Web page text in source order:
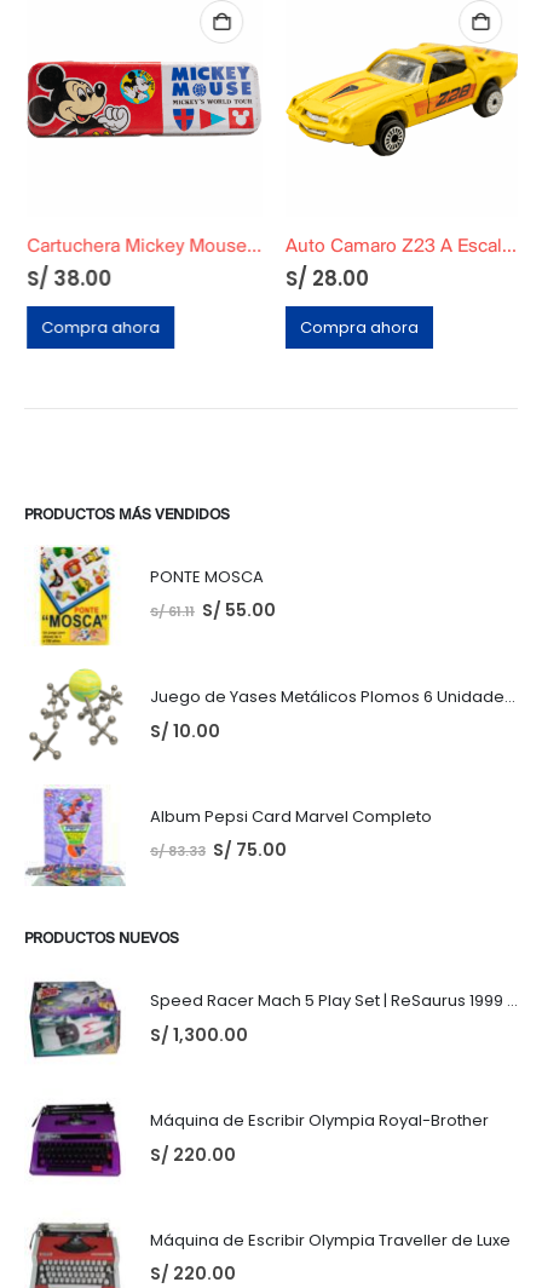
Cartuchera Mickey Mouse Metálica
S/38.00
Compra ahora
Auto Camaro Z23 A Escala 1:56
S/28.00
Compra ahora
PRODUCTOS MÁS VENDIDOS
PONTE MOSCA
S/61.11 S/ 55.00
Juego de Yases Metálicos Plomos 6 Unidades + Pelota de Goma (En Bolsita Lista para Regalar)
S/ 10.00
Album Pepsi Card Marvel Completo
S/83.33 S/ 75.00
PRODUCTOS NUEVOS
Speed Racer Mach 5 Play Set | ReSaurus 1999 | Meteoro
S/ 1,300.00
Máquina de Escribir Olympia Royal-Brother
S/ 220.00
Máquina de Escribir Olympia Traveller de Luxe
S/ 220.00